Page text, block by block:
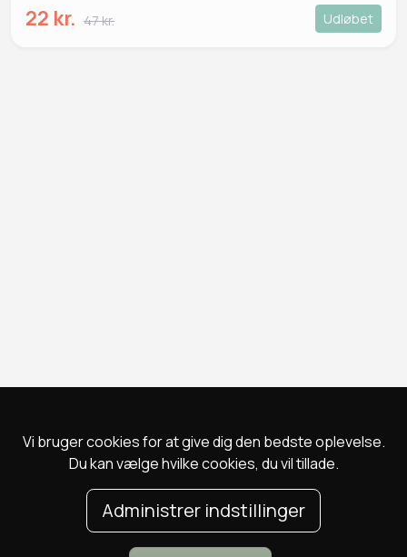
Vi bruger cookies for at give dig den bedste oplevelse.
Du kan vælge hvilke cookies, du vil tillade.
Administrer indstillinger
22 kr. 47 kr. Udløbet